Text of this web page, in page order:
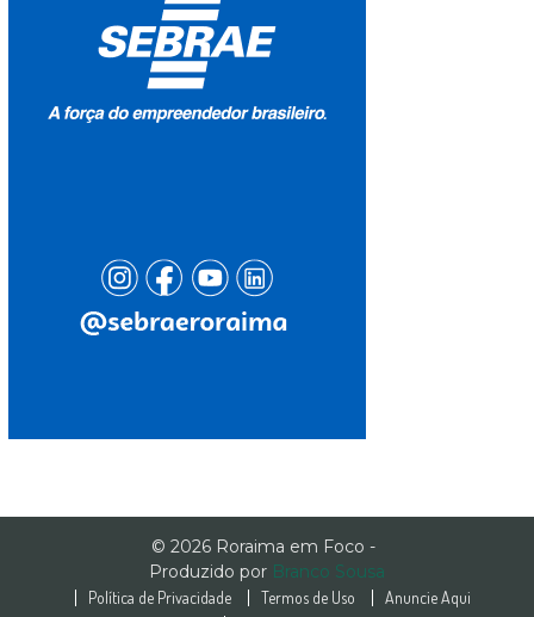
© 2026 Roraima em Foco -
Produzido por Branco Sousa
Política de Privacidade Termos de Uso
Anuncie Aqui